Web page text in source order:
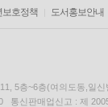
보호정책 도서홍보안내
5층~6층(여의도동,일신
통신판매업신고 : 제